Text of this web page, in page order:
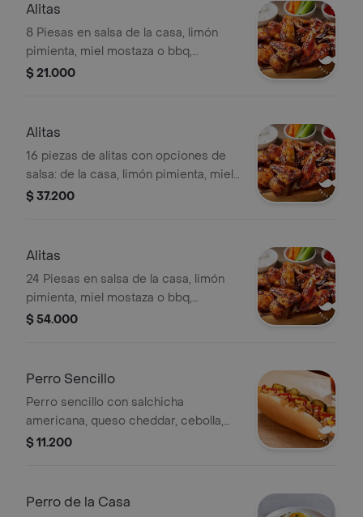
Alitas
8 Piesas en salsa de la casa, limón
pimienta, miel mostaza o bbq,
francesa o criolla .
$ 21.000
Alitas
16 piezas de alitas con opciones de
salsa: de la casa, limón pimienta, miel
mostaza, BBQ, francesa o criolla.
$ 37.200
Alitas
24 Piesas en salsa de la casa, limón
pimienta, miel mostaza o bbq,
francesa o criolla .
$ 54.000
Perro Sencillo
Perro sencillo con salchicha
americana, queso cheddar, cebolla,
salsas y huevo de codorniz.
$ 11.200
Perro de la Casa